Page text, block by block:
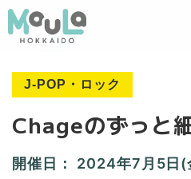
J-POP・ロック
Chageのずっと
開催日： 2024年7月5日(